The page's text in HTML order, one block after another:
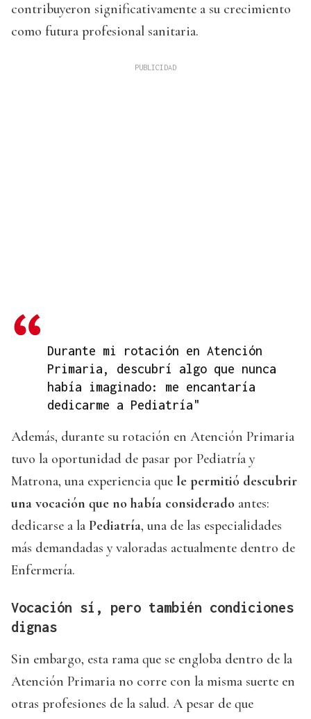
contribuyeron significativamente a su crecimiento
como futura profesional sanitaria.
Durante mi rotación en Atención
Primaria, descubrí algo que nunca
había imaginado: me encantaría
dedicarme a Pediatría"
Además, durante su rotación en Atención Primaria
tuvo la oportunidad de pasar por Pediatría y
Matrona, una experiencia que le permitió descubrir
una vocación que no había considerado antes:
dedicarse a la Pediatría, una de las especialidades
más demandadas y valoradas actualmente dentro de
Enfermería.
Vocación sí, pero también condiciones
dignas
Sin embargo, esta rama que se engloba dentro de la
Atención Primaria no corre con la misma suerte en
otras profesiones de la salud. A pesar de que